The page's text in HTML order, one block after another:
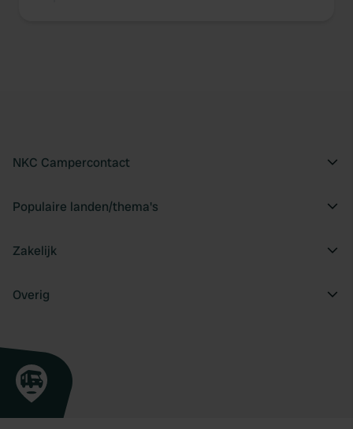
NKC Campercontact
Populaire landen/thema's
Zakelijk
Overig